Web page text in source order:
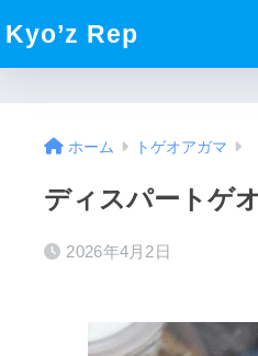
Kyo’z Rep
ホーム トゲオアガマ
ディスパートゲ
2026年4月2日